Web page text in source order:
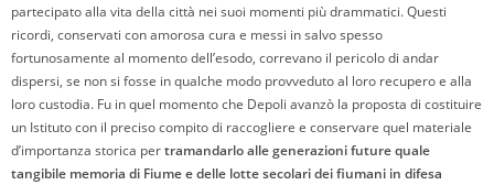
partecipato alla vita della città nei suoi momenti più drammatici. Questi
ricordi, conservati con amorosa cura e messi in salvo spesso
fortunosamente al momento dell’esodo, correvano il pericolo di andar
dispersi, se non si fosse in qualche modo provveduto al loro recupero e alla
loro custodia. Fu in quel momento che Depoli avanzò la proposta di costituire
un Istituto con il preciso compito di raccogliere e conservare quel materiale
d’importanza storica pertramandarlo alle generazioni future quale
tangibile memoria di Fiume e delle lotte secolari dei fiumani in difesa